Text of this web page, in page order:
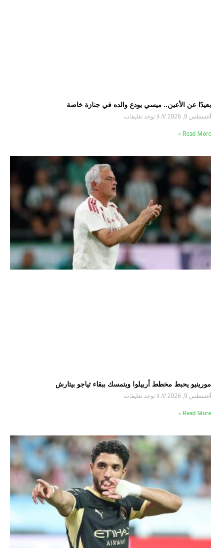
بعيدًا عن الأعين.. ميسي يودع والده في جنازة خاصة
أغسطس 9, 2026 لا توجد تعليقات
Read More »
مورينيو يحبط مخطط أربيلوا ويتمسك ببقاء تياجو بيتارش
أغسطس 9, 2026 لا توجد تعليقات
Read More »